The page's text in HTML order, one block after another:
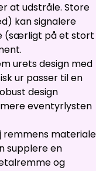
at udstråle. Store
kan signalere
(særligt på et stort
urets design med
ur passer til en
design
eventyrlysten
remmens materiale
supplere en
og